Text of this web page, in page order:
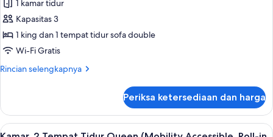
untuk
Suite
Junior,
1
Tempat
dengan
tempat
1 kamar tidur
Kapasitas 3
1 king dan 1 tempat tidur sofa double
Wi-Fi Gratis
Rincian selengkapnya
Rincian
Suite
Junior,
1
Periksa ketersediaan dan harga
Lihat
Brankas, meja kerja, tirai kedap
3